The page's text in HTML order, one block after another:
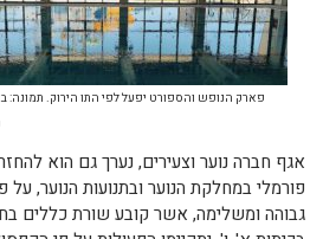
פארק הנופש והספורט יפעל לפי התו הירוק. תמונה:
אגף חברה נוער וצעירים, נערך גם הוא
פורמלי במחלקת הנוער ובתנועות הנוער,
גבוהה ומשלימה, אשר קובע שורת כללים